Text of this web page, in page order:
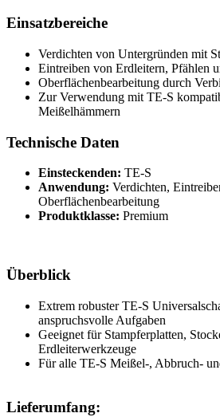
Einsatzbereiche
Verdichten von Untergründen mit
Eintreiben von Erdleitern, Pfählen
Oberflächenbearbeitung durch
Zur Verwendung mit TE-S
Meißelhämmern
Technische Daten
Einsteckenden: TE-S
Anwendung: Verdichten,
Oberflächenbearbeitung
Produktklasse: Premium
Überblick
Extrem robuster TE-S
anspruchsvolle Aufgaben
Geeignet für Stampferplatten,
Erdleiterwerkzeuge
Für alle TE-S Meißel-, Abbruch-
Lieferumfang: